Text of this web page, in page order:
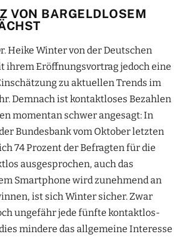
VON BARGELDLOSEM
Heike Winter von der Deutschen
ihrem Eröffnungsvortrag jedoch eine
zu aktuellen Trends im
Demnach ist kontaktloses Bezahlen
momentan schwer angesagt: In
Bundesbank vom Oktober letzten
74 Prozent der Befragten für die
ausgesprochen, auch das
Smartphone wird zunehmend an
ist sich Winter sicher. Zwar
ungefähr jede fünfte kontaktlos-
mindere das allgemeine Interesse